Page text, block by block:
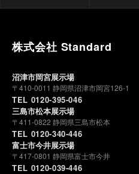
株式会社 Standard
沼津市岡宮展示場
〒410-0011 静岡県沼津市岡宮126-1
TEL 0120-395-046
三島市松本展示場
〒411-0822 静岡県三島市松本
TEL 0120-340-446
富士市今井展示場
〒417-0801 静岡県富士市今井
TEL 0120-039-446